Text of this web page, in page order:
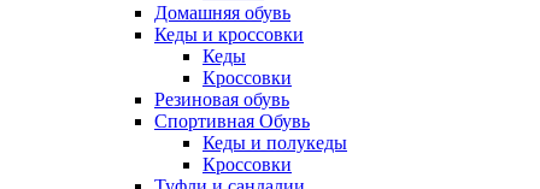
Домашняя обувь
Кеды и кроссовки
Кеды
Кроссовки
Резиновая обувь
Спортивная Обувь
Кеды и полукеды
Кроссовки